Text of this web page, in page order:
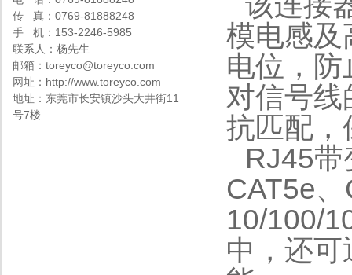
传 真：0769-81888248
手 机：153-2246-5985
联系人：杨先生
邮箱：toreyco@toreyco.com
网址：http://www.toreyco.com
地址：东莞市长安镇沙头大井街11
号7楼
模电感及
电位，
对信号
抗匹配，
RJ45
CAT5e
10/100/
中，还